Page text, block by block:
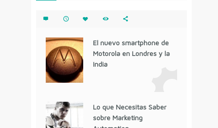
El nuevo smartphone de
Motorola en Londres y la
India
Lo que Necesitas Saber
sobre Marketing